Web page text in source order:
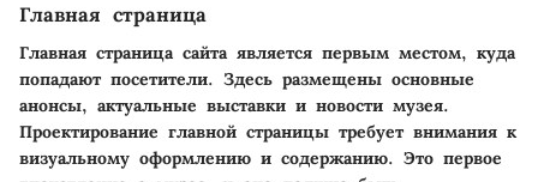
Главная страница
Главная страница сайта является первым местом, куда
попадают посетители. Здесь размещены основные
анонсы, актуальные выставки и новости музея.
Проектирование главной страницы требует внимания к
визуальному оформлению и содержанию. Это первое